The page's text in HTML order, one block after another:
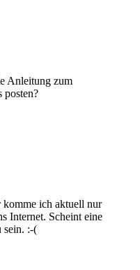
Anleitung zum
posten?
ich aktuell nur
Internet. Scheint eine
sein. :-(